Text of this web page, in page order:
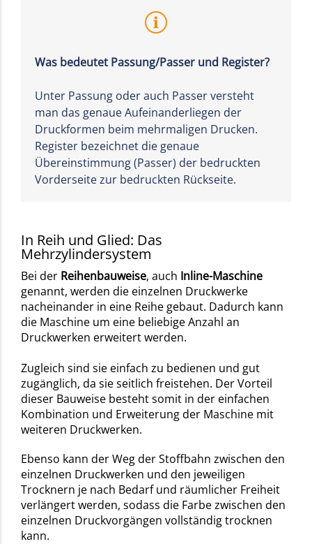
Was bedeutet Passung/Passer und Register?
Unter Passung oder auch Passer versteht
man das genaue Aufeinanderliegen der
Druckformen beim mehrmaligen Drucken.
Register bezeichnet die genaue
Übereinstimmung (Passer) der bedruckten
Vorderseite zur bedruckten Rückseite.
In Reih und Glied: Das
Mehrzylindersystem
Bei der Reihenbauweise, auch Inline-Maschine
genannt, werden die einzelnen Druckwerke
nacheinander in eine Reihe gebaut. Dadurch kann
die Maschine um eine beliebige Anzahl an
Druckwerken erweitert werden.
Zugleich sind sie einfach zu bedienen und gut
zugänglich, da sie seitlich freistehen. Der Vorteil
dieser Bauweise besteht somit in der einfachen
Kombination und Erweiterung der Maschine mit
weiteren Druckwerken.
Ebenso kann der Weg der Stoffbahn zwischen den
einzelnen Druckwerken und den jeweiligen
Trocknern je nach Bedarf und räumlicher Freiheit
verlängert werden, sodass die Farbe zwischen den
einzelnen Druckvorgängen vollständig trocknen
kann.